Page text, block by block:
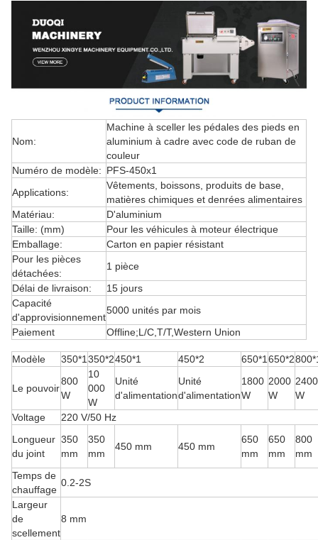
Nom:
Machine à sceller les pédales des pieds en
aluminium à cadre avec code de ruban de
couleur
Numéro de modèle: PFS-450x1
Applications:
Vêtements, boissons, produits de base,
matières chimiques et denrées alimentaires
Matériau:
D'aluminium
Taille: (mm)
Pour les véhicules à moteur électrique
Emballage:
Carton en papier résistant
Pour les pièces
détachées:
1 pièce
Délai de livraison:
15 jours
Capacité
d'approvisionnement
5000 unités par mois
Paiement
Offline;L/C,T/T,Western Union
Modèle 350*1 350*2450*1 450*2 650*1 650*2
Le pouvoir
800
W
10
000
W
Unité
d'alimentation
Unité
d'alimentation
1800
W
2000
W
2400
W
Voltage
220 V/50 Hz
Longueur
du joint
350
mm
350
mm
450 mm 450 mm
650
mm
650
mm
800
mm
Temps de
chauffage
0.2-2S
Largeur
de
scellement
8 mm